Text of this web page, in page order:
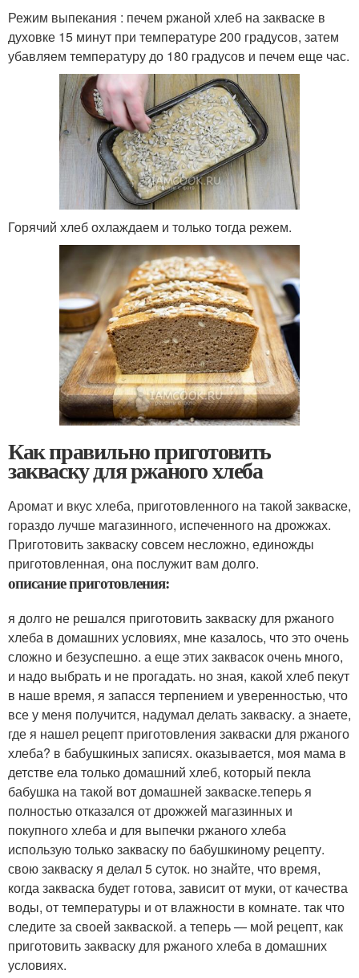
Режим выпекания : печем ржаной хлеб на закваске в
духовке 15 минут при температуре 200 градусов, затем
убавляем температуру до 180 градусов и печем еще час.
Горячий хлеб охлаждаем и только тогда режем.
Как правильно приготовить
закваску для ржаного хлеба
Аромат и вкус хлеба, приготовленного на такой закваске,
гораздо лучше магазинного, испеченного на дрожжах.
Приготовить закваску совсем несложно, единожды
приготовленная, она послужит вам долго.
описание приготовления:
я долго не решался приготовить закваску для ржаного
хлеба в домашних условиях, мне казалось, что это очень
сложно и безуспешно. а еще этих заквасок очень много,
и надо выбрать и не прогадать. но зная, какой хлеб пекут
в наше время, я запасся терпением и уверенностью, что
все у меня получится, надумал делать закваску. а знаете,
где я нашел рецепт приготовления закваски для ржаного
хлеба? в бабушкиных записях. оказывается, моя мама в
детстве ела только домашний хлеб, который пекла
бабушка на такой вот домашней закваске.теперь я
полностью отказался от дрожжей магазинных и
покупного хлеба и для выпечки ржаного хлеба
использую только закваску по бабушкиному рецепту.
свою закваску я делал 5 суток. но знайте, что время,
когда закваска будет готова, зависит от муки, от качества
воды, от температуры и от влажности в комнате. так что
следите за своей закваской. а теперь — мой рецепт, как
приготовить закваску для ржаного хлеба в домашних
условиях.